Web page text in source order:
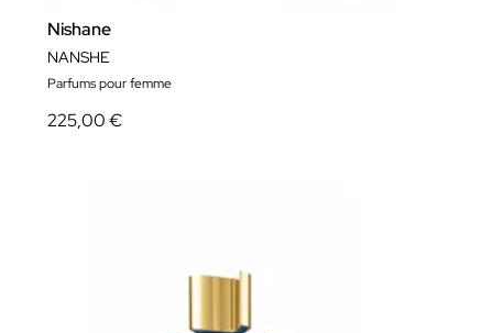
Nishane
NANSHE
Parfums pour femme
225,00 €